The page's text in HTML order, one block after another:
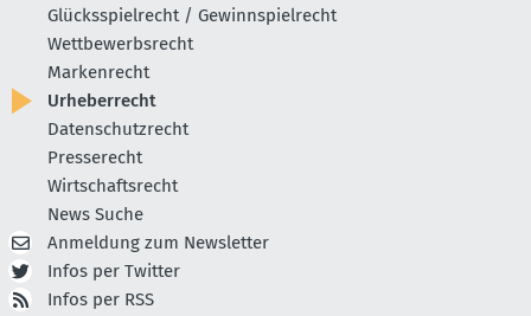
Glücksspielrecht / Gewinnspielrecht
Wettbewerbsrecht
Markenrecht
Urheberrecht
Datenschutzrecht
Presserecht
Wirtschaftsrecht
News Suche
Anmeldung zum Newsletter
Infos per Twitter
Infos per RSS